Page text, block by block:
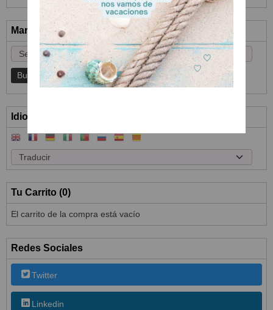
Marcas
Idioma
Tu Carrito (0)
El carrito de la compra está vacío
Redes Sociales
Twitter
Linkedin